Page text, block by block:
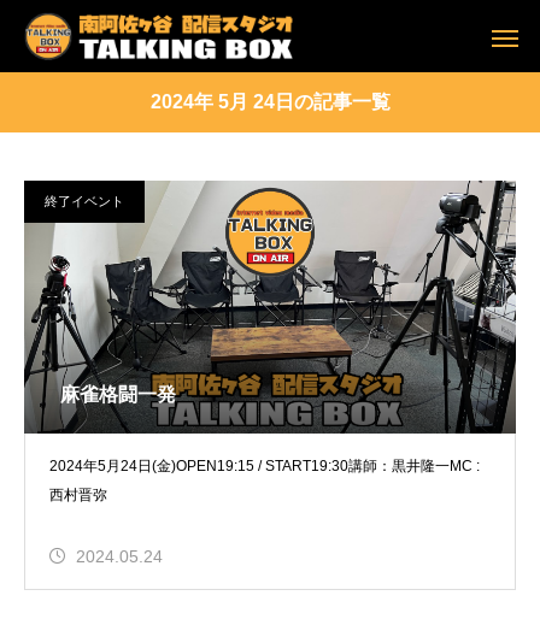
2024年 5月 24日の記事一覧
終了イベント
麻雀格闘一発
2024年5月24日(金)OPEN19:15 / START19:30講師：黒井隆一MC :
西村晋弥
2024.05.24